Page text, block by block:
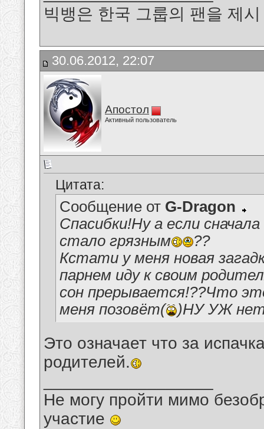
빅뱅은 한국 그룹의 팬을 제
30.06.2012, 22:07
Апостол
Активный пользователь
Цитата:
Сообщение от G-Dragon
Спасибки!Ну а если
стало грязным
??
Кстати у меня новая
парнем иду к своим
сон прерывается!??Что
меня позовёт(
)НУ УЖ нет
Это означает что за
родителей.
Не могу пройти мимо
участие